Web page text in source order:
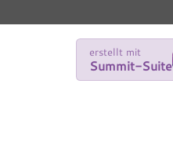
erstellt mit
Summit-Suite